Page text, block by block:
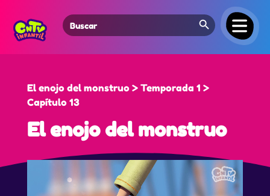
Search
for:
Search Button
El enojo del monstruo > Temporada 1 >
Capítulo 13
El enojo del monstruo